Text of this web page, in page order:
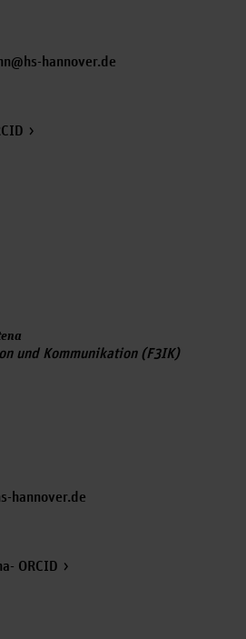
hannover.de
und Kommunikation (F3IK)
hannover.de
ORCID